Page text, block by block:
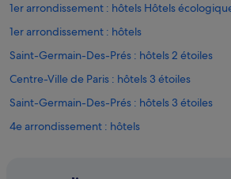
1er arrondissement : hôtels Hôtels
1er arrondissement : hôtels
Saint-Germain-Des-Prés : hôtels 2 étoiles
Centre-Ville de Paris : hôtels 3 étoiles
Saint-Germain-Des-Prés : hôtels 3 étoiles
4e arrondissement : hôtels